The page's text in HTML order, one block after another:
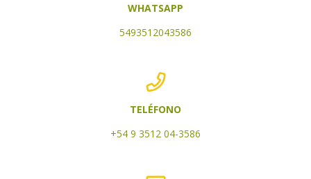
WHATSAPP
5493512043586
TELÉFONO
+54 9 3512 04-3586